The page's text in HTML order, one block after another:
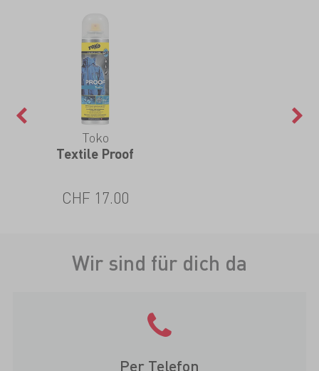
Toko
Textile Proof
CHF 17.00
Wir sind für dich da
Per Telefon